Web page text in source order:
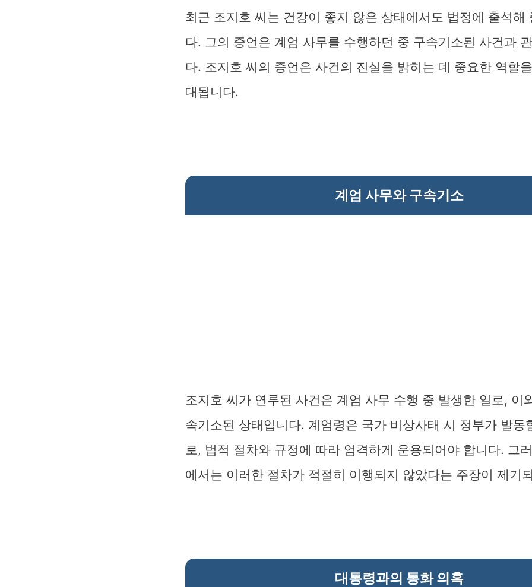
최근 조지호 씨는 건강이 좋지 않은 상태에서도 법정에 출석해
다. 그의 증언은 계엄 사무를 수행하던 중 구속기소된 사건과
다. 조지호 씨의 증언은 사건의 진실을 밝히는 데 중요한 역할
대됩니다.
계엄 사무와 구속기소
조지호 씨가 연루된 사건은 계엄 사무 수행 중 발생한 일로, 이
속기소된 상태입니다. 계엄령은 국가 비상사태 시 정부가 발동
로, 법적 절차와 규정에 따라 엄격하게 운용되어야 합니다. 그
에서는 이러한 절차가 적절히 이행되지 않았다는 주장이 제기
대통령과의 통화 의혹